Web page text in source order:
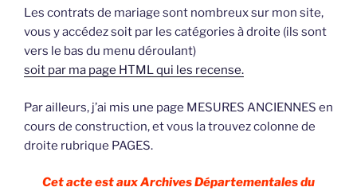
Les contrats de mariage sont nombreux sur mon site,
vous y accédez soit par les catégories à droite (ils sont
vers le bas du menu déroulant)
soit par ma page HTML qui les recense.
Par ailleurs, j’ai mis une page MESURES ANCIENNES en
cours de construction, et vous la trouvez colonne de
droite rubrique PAGES.
Cet acte est aux Archives Départementales du